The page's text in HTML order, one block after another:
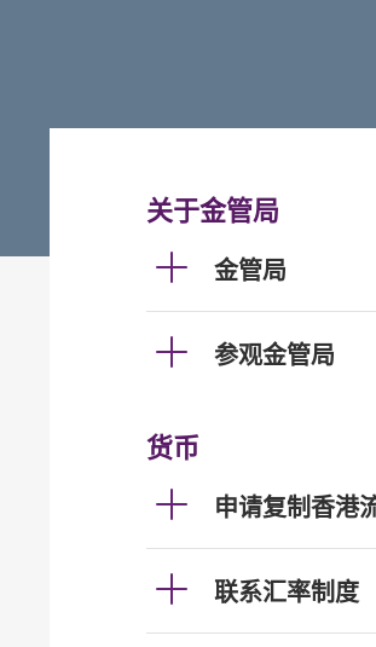
关于金管局
金管局
参观金管局
货币
申请复制香港
联系汇率制度